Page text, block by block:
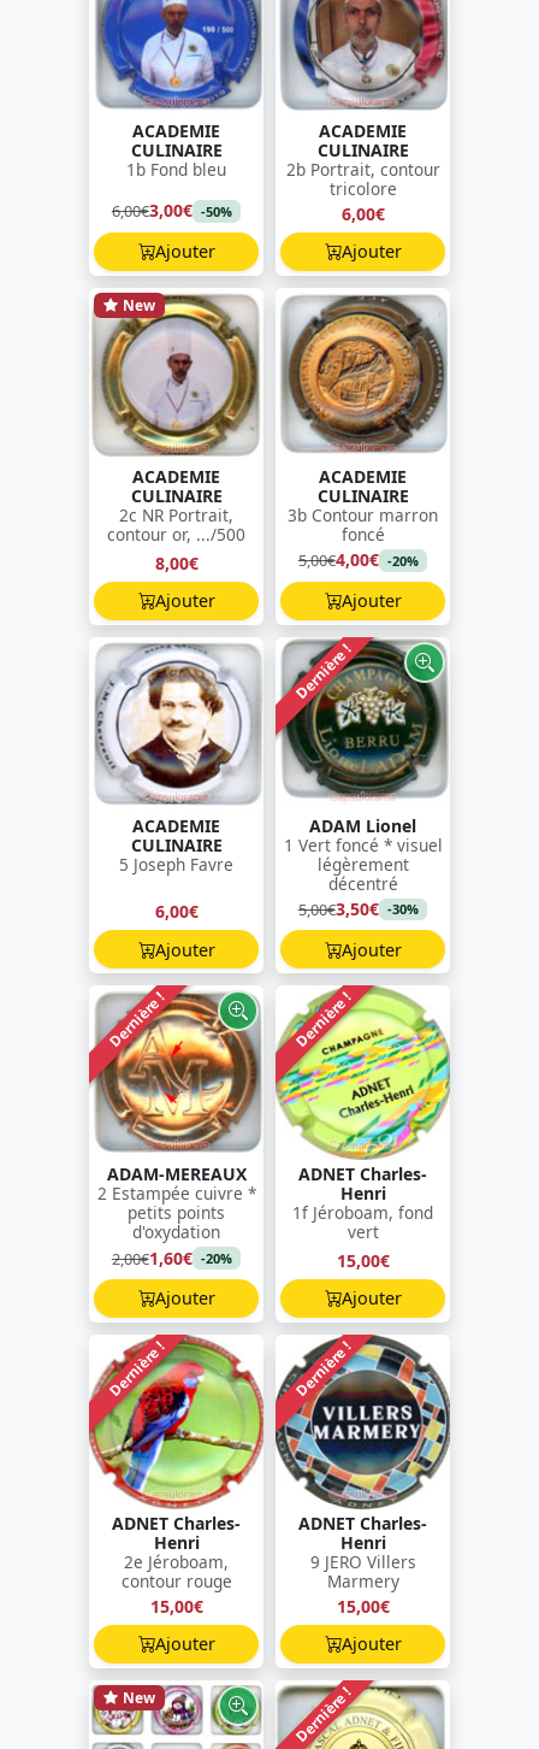
ACADEMIE
CULINAIRE
1b Fond bleu
6,00€3,00€ -50%
Ajouter
ACADEMIE
CULINAIRE
2b Portrait, contour
tricolore
6,00€
Ajouter
New
ACADEMIE
CULINAIRE
2c NR Portrait,
contour or, .../500
8,00€
Ajouter
ACADEMIE
CULINAIRE
3b Contour marron
foncé
5,00€4,00€ -20%
Ajouter
ACADEMIE
CULINAIRE
5 Joseph Favre
6,00€
Ajouter
Dernière !
ADAM Lionel
1 Vert foncé * visuel
légèrement
décentré
5,00€3,50€ -30%
Ajouter
Dernière !
ADAM-MEREAUX
2 Estampée cuivre *
petits points
d'oxydation
2,00€1,60€ -20%
Ajouter
Dernière !
ADNET Charles-
Henri
1f Jéroboam, fond
vert
15,00€
Ajouter
Dernière !
ADNET Charles-
Henri
2e Jéroboam,
contour rouge
15,00€
Ajouter
Dernière !
ADNET Charles-
Henri
9 JERO Villers
Marmery
15,00€
Ajouter
New Dernière !